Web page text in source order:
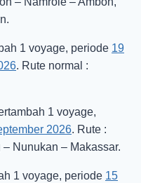
1 voyage, periode 19
. Rute normal :
1 voyage,
2026. Rute :
Nunukan – Makassar.
1 voyage, periode 15